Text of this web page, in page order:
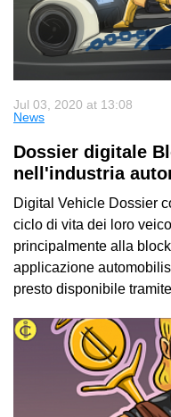
Jul 03, 2020 at 13:08
News
Dossier digitale
nell'industria
Digital Vehicle Dossier
ciclo di vita dei loro
principalmente alla
applicazione
presto disponibile